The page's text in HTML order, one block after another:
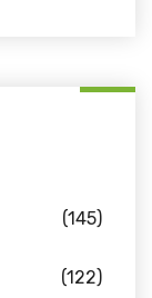
(145)
(122)